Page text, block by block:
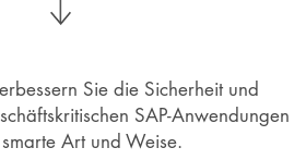
Sie die Sicherheit und
SAP-Anwendungen
Art und Weise.